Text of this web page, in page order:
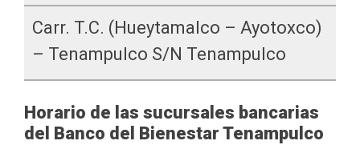
Carr. T.c. (Hueytamalco – Ayotoxco)
– Tenampulco S/n Tenampulco
Horario de las sucursales bancarias
del Banco del Bienestar Tenampulco